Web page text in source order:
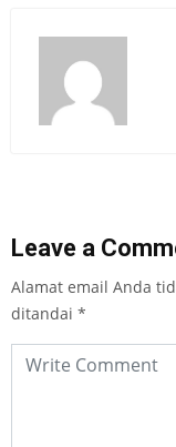
Leave a
Alamat email Anda
ditandai *